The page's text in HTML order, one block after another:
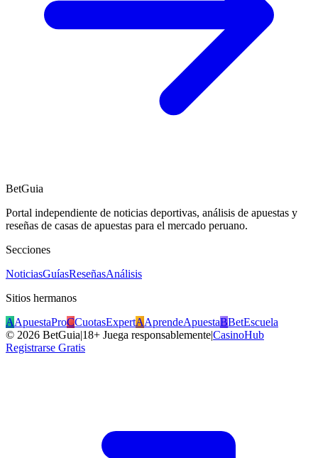
BetGuia
Portal independiente de noticias deportivas, análisis de apuestas y
reseñas de casas de apuestas para el mercado peruano.
Secciones
NoticiasGuíasReseñasAnálisis
Sitios hermanos
AApuestaProCCuotasExpertAAprendeApuestaBBetEscuela
© 2026 BetGuia|18+ Juega responsablemente|CasinoHub
Registrarse Gratis